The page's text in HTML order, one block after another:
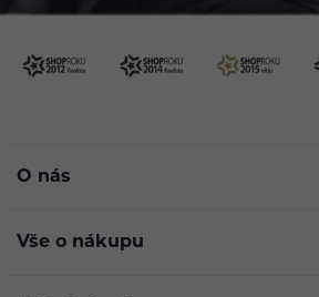
O nás
Vše o nákupu